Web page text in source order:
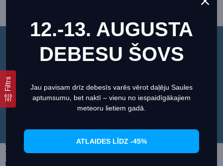
Šī vietne izmanto sīkfailus, lai nodrošinātu jums
vislabāko pieredzi mūsu vietnē.
Iestatiet Piekrītu
LS80MT/B1200R&P
daudzfunkcionāls APO
teleskops Saulei + nakts
debesīm, LUNT
LUNT LS100MT/B1200R&P
Multipurpose APO Telescope
for Sun + Night-Sky
Filtrs
12.-13. AUGUSTA
DEBESU ŠOVS
Jau pavisam drīz debesīs varēs vērot daļēju Saules
aptumsumu, bet naktī – vienu no iespaidīgākajiem
meteoru lietiem gadā.
ATLAIDES LĪDZ -45%